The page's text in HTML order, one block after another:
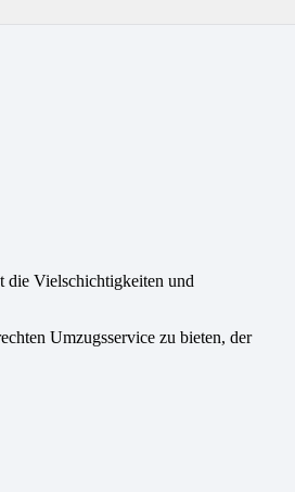
die Vielschichtigkeiten und
Umzugsservice zu bieten, der